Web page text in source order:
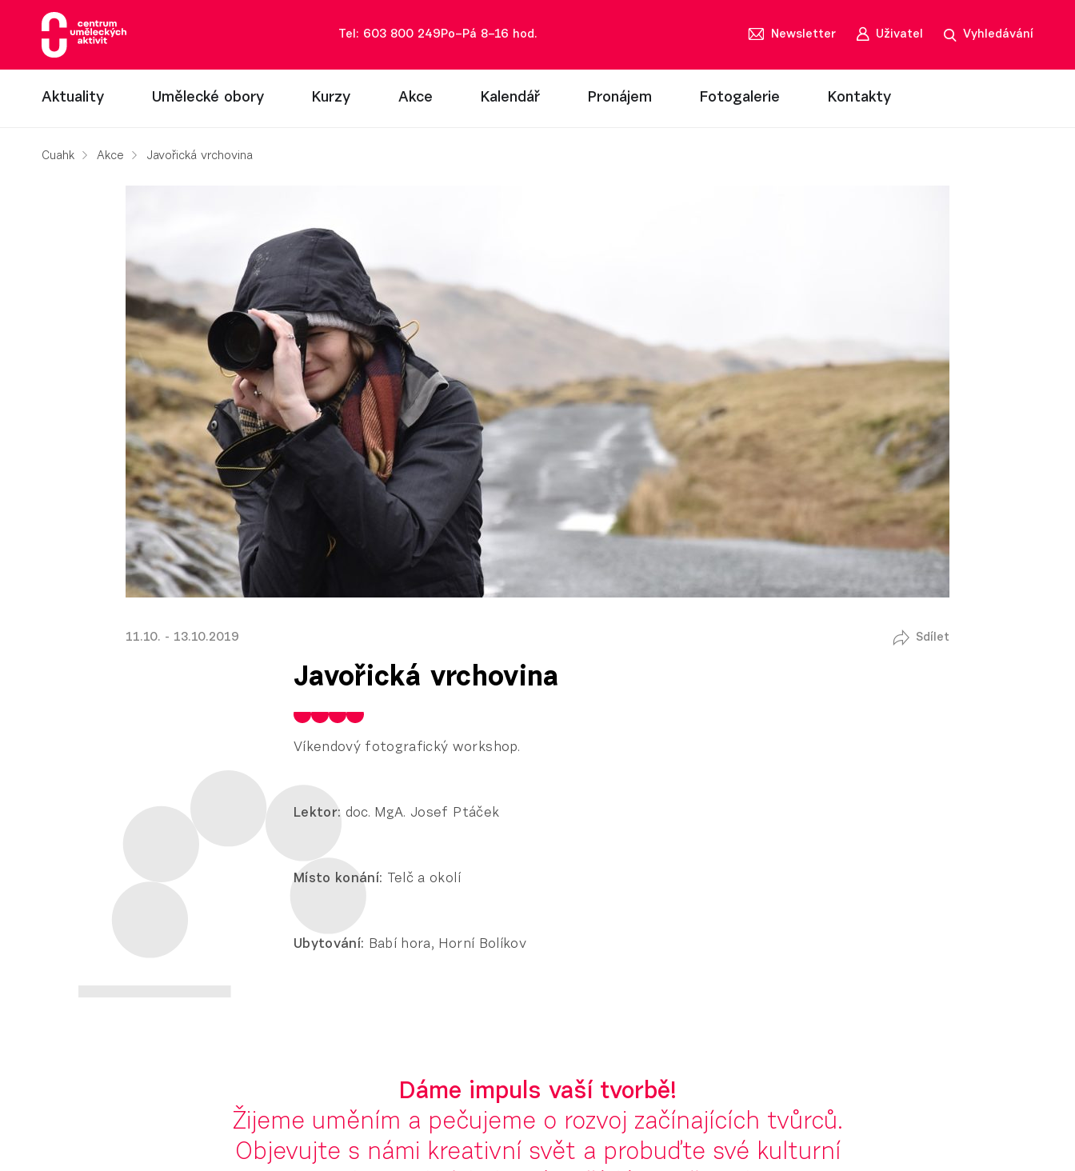
Tel: 603 800 249 Po–Pá 8–16 hod. Newsletter Uživatel Vyhledávání
Aktuality Umělecké obory Kurzy Akce Kalendář Pronájem Fotogalerie Kontakty
Cuahk Akce Javořická vrchovina
11.10. - 13.10.2019 Sdílet
Javořická vrchovina
Víkendový fotografický workshop.
Lektor: doc. MgA. Josef Ptáček
Místo konání: Telč a okolí
Ubytování: Babí hora, Horní Bolíkov
Dáme impuls vaší tvorbě!
Žijeme uměním a pečujeme o rozvoj začínajících tvůrců.
Objevujte s námi kreativní svět a probuďte své kulturní